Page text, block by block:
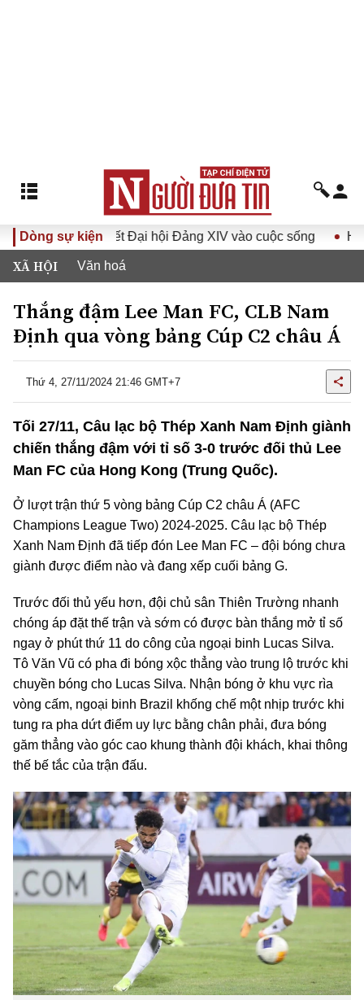
Dòng sự kiện
Nghị quyết Đại hội Đảng XIV vào cuộc sống Hướng
XÃ HỘI Văn hoá
Thắng đậm Lee Man FC, CLB Nam
Định qua vòng bảng Cúp C2 châu Á
Thứ 4, 27/11/2024 21:46 GMT+7
Tối 27/11, Câu lạc bộ Thép Xanh Nam Định giành
chiến thắng đậm với tỉ số 3-0 trước đối thủ Lee
Man FC của Hong Kong (Trung Quốc).
Ở lượt trận thứ 5 vòng bảng Cúp C2 châu Á (AFC
Champions League Two) 2024-2025. Câu lạc bộ Thép
Xanh Nam Định đã tiếp đón Lee Man FC – đội bóng chưa
giành được điểm nào và đang xếp cuối bảng G.
Trước đối thủ yếu hơn, đội chủ sân Thiên Trường nhanh
chóng áp đặt thế trận và sớm có được bàn thắng mở tỉ số
ngay ở phút thứ 11 do công của ngoại binh Lucas Silva.
Tô Văn Vũ có pha đi bóng xộc thẳng vào trung lộ trước khi
chuyền bóng cho Lucas Silva. Nhận bóng ở khu vực rìa
vòng cấm, ngoại binh Brazil khống chế một nhịp trước khi
tung ra pha dứt điểm uy lực bằng chân phải, đưa bóng
găm thẳng vào góc cao khung thành đội khách, khai thông
thế bế tắc của trận đấu.